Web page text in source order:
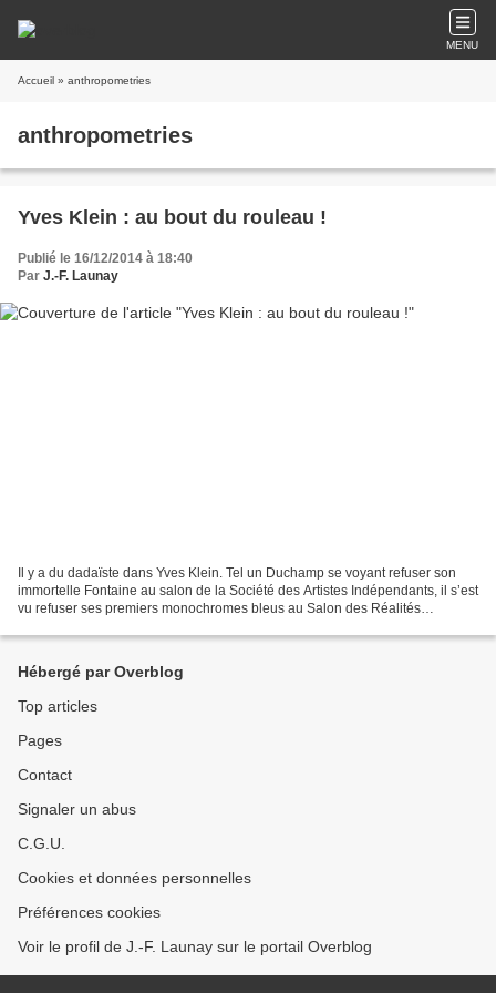
MENU
Accueil » anthropometries
anthropometries
Yves Klein : au bout du rouleau !
Publié le 16/12/2014 à 18:40
Par J.-F. Launay
Il y a du dadaïste dans Yves Klein. Tel un Duchamp se voyant refuser son
immortelle Fontaine au salon de la Société des Artistes Indépendants, il s’est
vu refuser ses premiers monochromes bleus au Salon des Réalités
Hébergé par Overblog
Top articles
Pages
Contact
Signaler un abus
C.G.U.
Cookies et données personnelles
Préférences cookies
Voir le profil de J.-F. Launay sur le portail Overblog